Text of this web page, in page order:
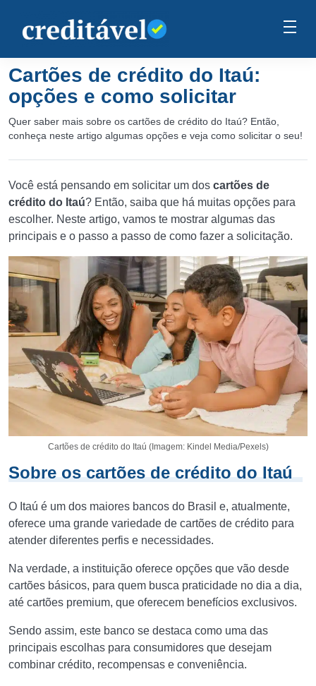
Cartões de crédito do Itaú:
opções e como solicitar
Quer saber mais sobre os cartões de crédito do Itaú? Então,
conheça neste artigo algumas opções e veja como solicitar o seu!
Você está pensando em solicitar um dos cartões de
crédito do Itaú? Então, saiba que há muitas opções para
escolher. Neste artigo, vamos te mostrar algumas das
principais e o passo a passo de como fazer a solicitação.
Cartões de crédito do Itaú (Imagem: Kindel Media/Pexels)
Sobre os cartões de crédito do Itaú
O Itaú é um dos maiores bancos do Brasil e, atualmente,
oferece uma grande variedade de cartões de crédito para
atender diferentes perfis e necessidades.
Na verdade, a instituição oferece opções que vão desde
cartões básicos, para quem busca praticidade no dia a dia,
até cartões premium, que oferecem benefícios exclusivos.
Sendo assim, este banco se destaca como uma das
principais escolhas para consumidores que desejam
combinar crédito, recompensas e conveniência.